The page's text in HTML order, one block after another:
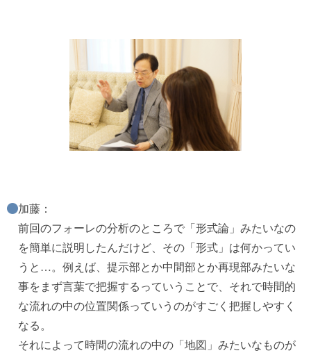
加藤：
前回のフォーレの分析のところで「形式論」みたいなの
を簡単に説明したんだけど、その「形式」は何かってい
うと…。例えば、提示部とか中間部とか再現部みたいな
事をまず言葉で把握するっていうことで、それで時間的
な流れの中の位置関係っていうのがすごく把握しやすく
なる。
それによって時間の流れの中の「地図」みたいなものが